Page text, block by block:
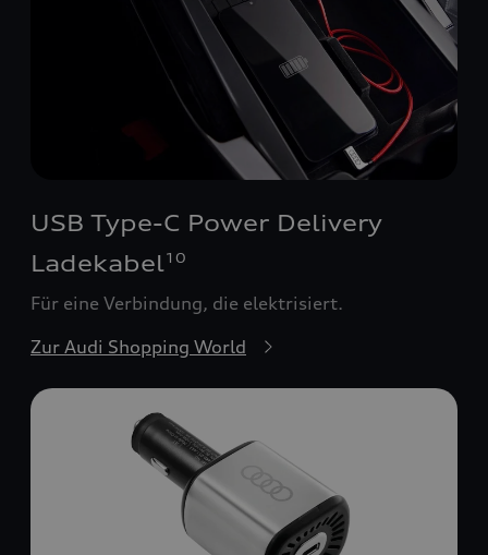
USB Type-C Power Delivery
Ladekabel10
Für eine Verbindung, die elektrisiert.
Zur Audi Shopping World